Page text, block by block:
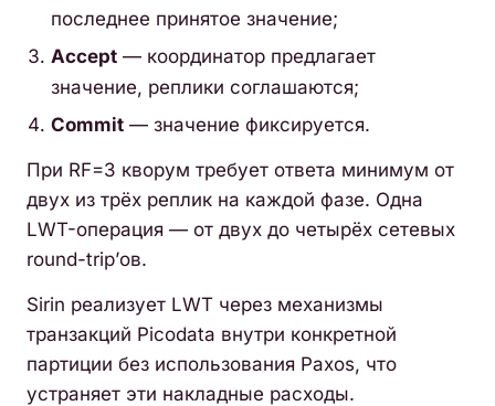
последнее принятое значение;
Accept — координатор предлагает
значение, реплики соглашаются;
Commit — значение фиксируется.
При RF=3 кворум требует ответа минимум от
двух из трёх реплик на каждой фазе. Одна
LWT-операция — от двух до четырёх сетевых
round-trip’ов.
Sirin реализует LWT через механизмы
транзакций Picodata внутри конкретной
партиции без использования Paxos, что
устраняет эти накладные расходы.